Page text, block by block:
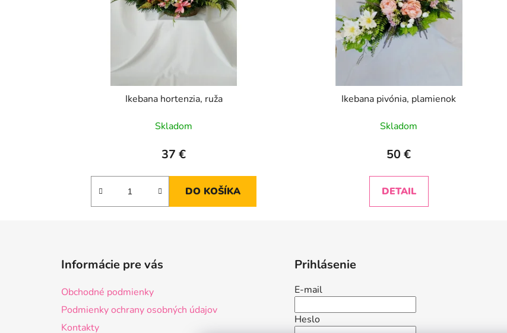
Ikebana hortenzia, ruža
Skladom
37 €
DO KOŠÍKA
Ikebana pivónia, plamienok
Skladom
50 €
DETAIL
Informácie pre vás
Obchodné podmienky
Podmienky ochrany osobných údajov
Kontakty
Prihlásenie
E-mail
Heslo